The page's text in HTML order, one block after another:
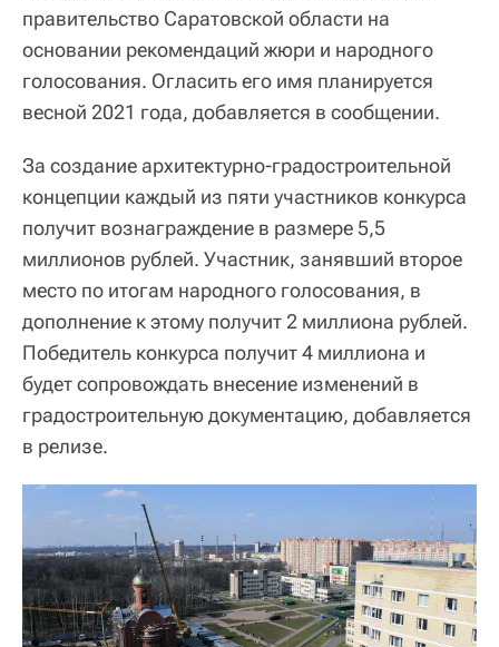
правительство Саратовской области на
основании рекомендаций жюри и народного
голосования. Огласить его имя планируется
весной 2021 года, добавляется в сообщении.
За создание архитектурно-градостроительной
концепции каждый из пяти участников конкурса
получит вознаграждение в размере 5,5
миллионов рублей. Участник, занявший второе
место по итогам народного голосования, в
дополнение к этому получит 2 миллиона рублей.
Победитель конкурса получит 4 миллиона и
будет сопровождать внесение изменений в
градостроительную документацию, добавляется
в релизе.